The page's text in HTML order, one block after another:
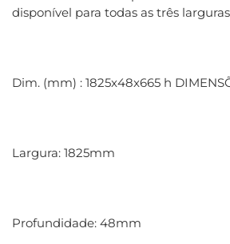
disponível para todas as três
Dim. (mm) : 1825x48x665 h
Largura: 1825mm
Profundidade: 48mm